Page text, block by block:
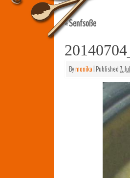
«Senfsoße
Bymonika|Published7.